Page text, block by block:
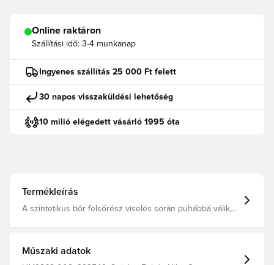
Online raktáron
Szállítási idő: 3-4 munkanap
Ingyenes szállítás 25 000 Ft felett
30 napos visszaküldési lehetőség
10 milió elégedett vásárló 1995 óta
Termékleírás
A szintetikus bőr felsőrész viselés során puhábbá válik,
alacsony szár elegáns megjelenést biztosít és kényelmes
Műszaki adatok